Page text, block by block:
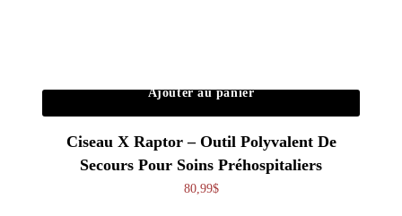
Ajouter au panier
Ciseau X Raptor – Outil Polyvalent De
Secours Pour Soins Préhospitaliers
80,99$